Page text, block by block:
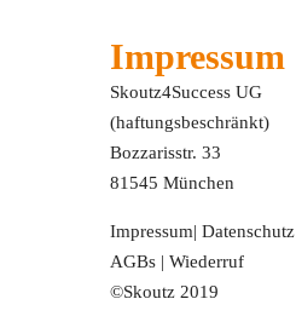
Impressum
Skoutz4Success UG
(haftungsbeschränkt)
Bozzarisstr. 33
81545 München
Impressum|Datenschutz
AGBs |Wiederruf
©Skoutz 2019